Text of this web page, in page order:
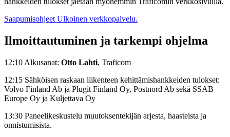
Saapumisohjeet Ulkoinen verkkopalvelu.
Ilmoittautuminen ja tarkempi ohjelma
12:10 Alkusanat: Otto Lahti, Traficom
12:15 Sähköisen raskaan liikenteen kehittämishankkeiden tulokset:
Volvo Finland Ab ja Plugit Finland Oy, Postnord Ab sekä SSAB
Europe Oy ja Kuljettava Oy
13:30 Paneelikeskustelu muutoksentekijän arjesta, haasteista ja
onnistumisista.